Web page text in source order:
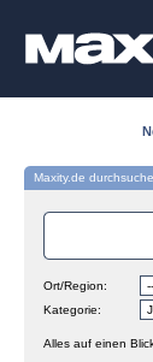
Maxity.de
Ort/Region:
Kategorie:
Alles auf einen